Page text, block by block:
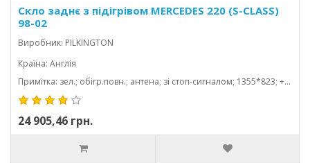
Скло заднє з підігрівом MERCEDES 220 (S-CLASS)
98-02
Виробник: PILKINGTON
Країна: Англія
Примітка: зел.; обігр.повн.; антена; зі стоп-сигналом; 1355*823; + місц.під gps; триплекс
24 905,46 грн.